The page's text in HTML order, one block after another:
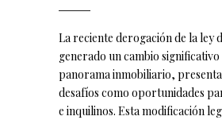
La reciente derogación de la ley
generado un cambio significativo
panorama inmobiliario,
desafíos como oportunidades
e inquilinos. Esta modificación